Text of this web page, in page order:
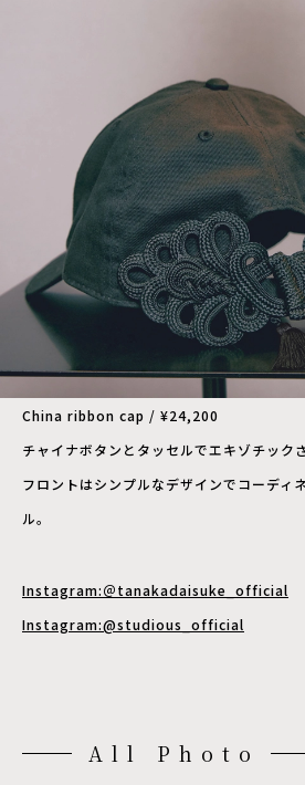
China ribbon cap / ¥24,200
チャイナボタンとタッセルでエキゾチック
フロントはシンプルなデザインでコーディ
ル。
Instagram:＠tanakadaisuke_official
Instagram:@studious_official
All Photo